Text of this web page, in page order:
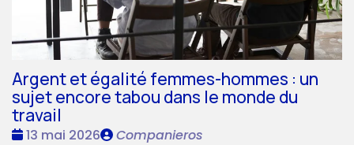
Argent et égalité femmes-hommes : un
sujet encore tabou dans le monde du
travail
Date
13 mai 2026
Publié
Companieros